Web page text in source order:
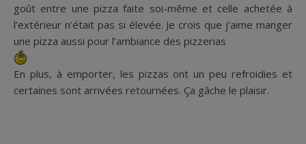
goût entre une pizza faite soi-même et celle achetée à
l’extérieur n’était pas si élevée. Je crois que j’aime manger
une pizza aussi pour l’ambiance des pizzerias
En plus, à emporter, les pizzas ont un peu refroidies et
certaines sont arrivées retournées. Ça gâche le plaisir.